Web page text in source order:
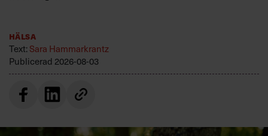
Hälsa
Text: Sara Hammarkrantz
Publicerad 2026-08-03